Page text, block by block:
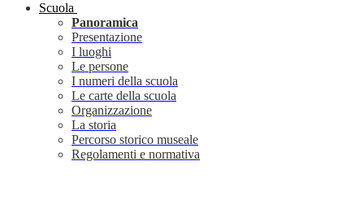
Scuola
Panoramica
Presentazione
I luoghi
Le persone
I numeri della scuola
Le carte della scuola
Organizzazione
La storia
Percorso storico museale
Regolamenti e normativa